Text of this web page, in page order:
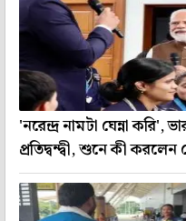
'নরেন্দ্র নামটা ঘেন্না করি',
প্রতিদ্বন্দ্বী, শুনে কী করলেন